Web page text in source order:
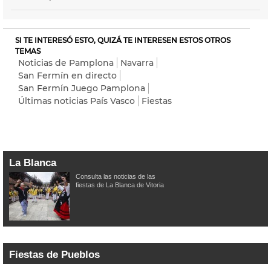
SI TE INTERESÓ ESTO, QUIZÁ TE INTERESEN ESTOS OTROS
TEMAS
Noticias de Pamplona
Navarra
San Fermín en directo
San Fermín Juego Pamplona
Últimas noticias País Vasco
Fiestas
La Blanca
Consulta las noticias de las
fiestas de La Blanca de Vitoria
Fiestas de Pueblos